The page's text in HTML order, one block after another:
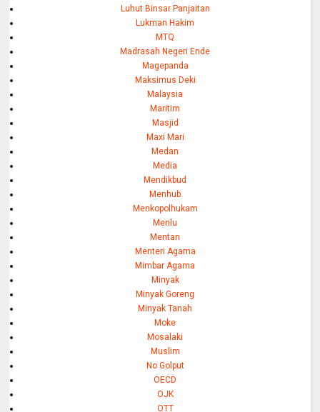
Luhut Binsar Panjaitan
Lukman Hakim
MTQ
Madrasah Negeri Ende
Magepanda
Maksimus Deki
Malaysia
Maritim
Masjid
Maxi Mari
Medan
Media
Mendikbud
Menhub
Menkopolhukam
Menlu
Mentan
Menteri Agama
Mimbar Agama
Minyak
Minyak Goreng
Minyak Tanah
Moke
Mosalaki
Muslim
No Golput
OECD
OJK
OTT